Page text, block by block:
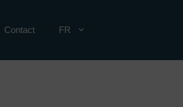
Contact FR